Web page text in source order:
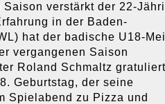
verstärkt der 22-
in der Baden-
hat der badische U18-
vergangenen Saison
Roland Schmaltz gratuliert
Geburtstag, der seine
Spielabend zu Pizza und